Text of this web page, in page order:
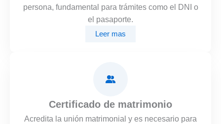
persona, fundamental para trámites como el DNI o
el pasaporte.
Leer mas
Certificado de matrimonio
Acredita la unión matrimonial y es necesario para